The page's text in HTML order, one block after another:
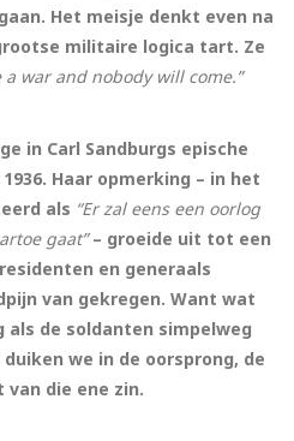
Het meisje denkt even na
militaire logica tart. Ze
a war and nobody will come.”
in Carl Sandburgs epische
Haar opmerking – in het
als “Er zal eens een oorlog
gaat”– groeide uit tot een
en generaals
van gekregen. Want wat
de soldanten simpelweg
we in de oorsprong, de
die ene zin.